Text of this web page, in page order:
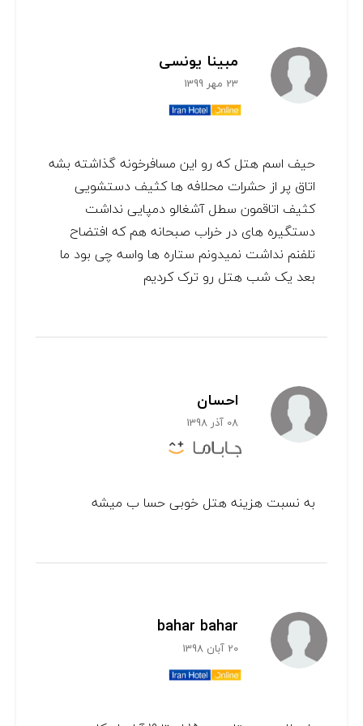
مبینا یونسی
23 مهر 1399
حیف اسم هتل که رو این مسافرخونه گذاشته بشه
اتاق پر از حشرات محلافه ها کثیف دستشویی
کثیف اتاقمون سطل آشغالو دمپایی نداشت
دستگیره های در خراب صبحانه هم که افتضاح
تلفنم نداشت نمیدونم ستاره ها واسه چی بود ما
بعد یک شب هتل رو ترک کردیم
احسان
08 آذر 1398
به نسبت هزینه هتل خوبی حسا ب میشه
bahar bahar
20 آبان 1398